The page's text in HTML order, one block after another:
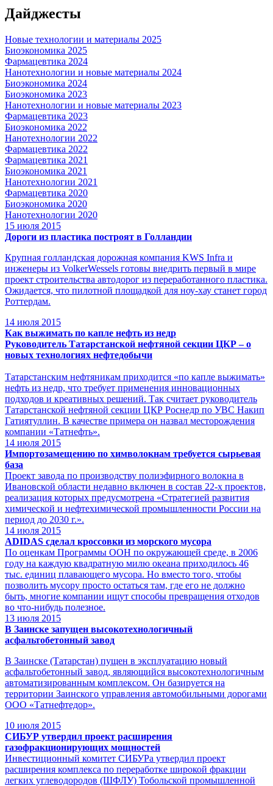
Дайджесты
Новые технологии и материалы 2025
Биоэкономика 2025
Фармацевтика 2024
Нанотехнологии и новые материалы 2024
Биоэкономика 2024
Биоэкономика 2023
Нанотехнологии и новые материалы 2023
Фармацевтика 2023
Биоэкономика 2022
Нанотехнологии 2022
Фармацевтика 2022
Фармацевтика 2021
Биоэкономика 2021
Нанотехнологии 2021
Фармацевтика 2020
Биоэкономика 2020
Нанотехнологии 2020
15 июля 2015
Дороги из пластика построят в Голландии
Крупная голландская дорожная компания KWS Infra и
инженеры из VolkerWessels готовы внедрить первый в мире
проект строительства автодорог из переработанного пластика.
Ожидается, что пилотной площадкой для ноу-хау станет город
Роттердам.
14 июля 2015
Как выжимать по капле нефть из недр
Руководитель Татарстанской нефтяной секции ЦКР – о
новых технологиях нефтедобычи
Татарстанским нефтяникам приходится «по капле выжимать»
нефть из недр, что требует применения инновационных
подходов и креативных решений. Так считает руководитель
Татарстанской нефтяной секции ЦКР Роснедр по УВС Накип
Гатиятуллин. В качестве примера он назвал месторождения
компании «Татнефть».
14 июля 2015
Импортозамещению по химволокнам требуется сырьевая
база
Проект завода по производству полиэфирного волокна в
Ивановской области недавно включен в состав 22-х проектов,
реализация которых предусмотрена «Стратегией развития
химической и нефтехимической промышленности России на
период до 2030 г.».
14 июля 2015
АDIDAS сделал кроссовки из морского мусора
По оценкам Программы ООН по окружающей среде, в 2006
году на каждую квадратную милю океана приходилось 46
тыс. единиц плавающего мусора. Но вместо того, чтобы
позволить мусору просто остаться там, где его не должно
быть, многие компании ищут способы превращения отходов
во что-нибудь полезное.
13 июля 2015
В Заинске запущен высокотехнологичный
асфальтобетонный завод
В Заинске (Татарстан) пущен в эксплуатацию новый
асфальтобетонный завод, являющийся высокотехнологичным
автоматизированным комплексом. Он базируется на
территории Заинского управления автомобильными дорогами
ООО «Татнефтедор».
10 июля 2015
СИБУР утвердил проект расширения
газофракционирующих мощностей
Инвестиционный комитет СИБУРа утвердил проект
расширения комплекса по переработке широкой фракции
легких углеводородов (ШФЛУ) Тобольской промышленной